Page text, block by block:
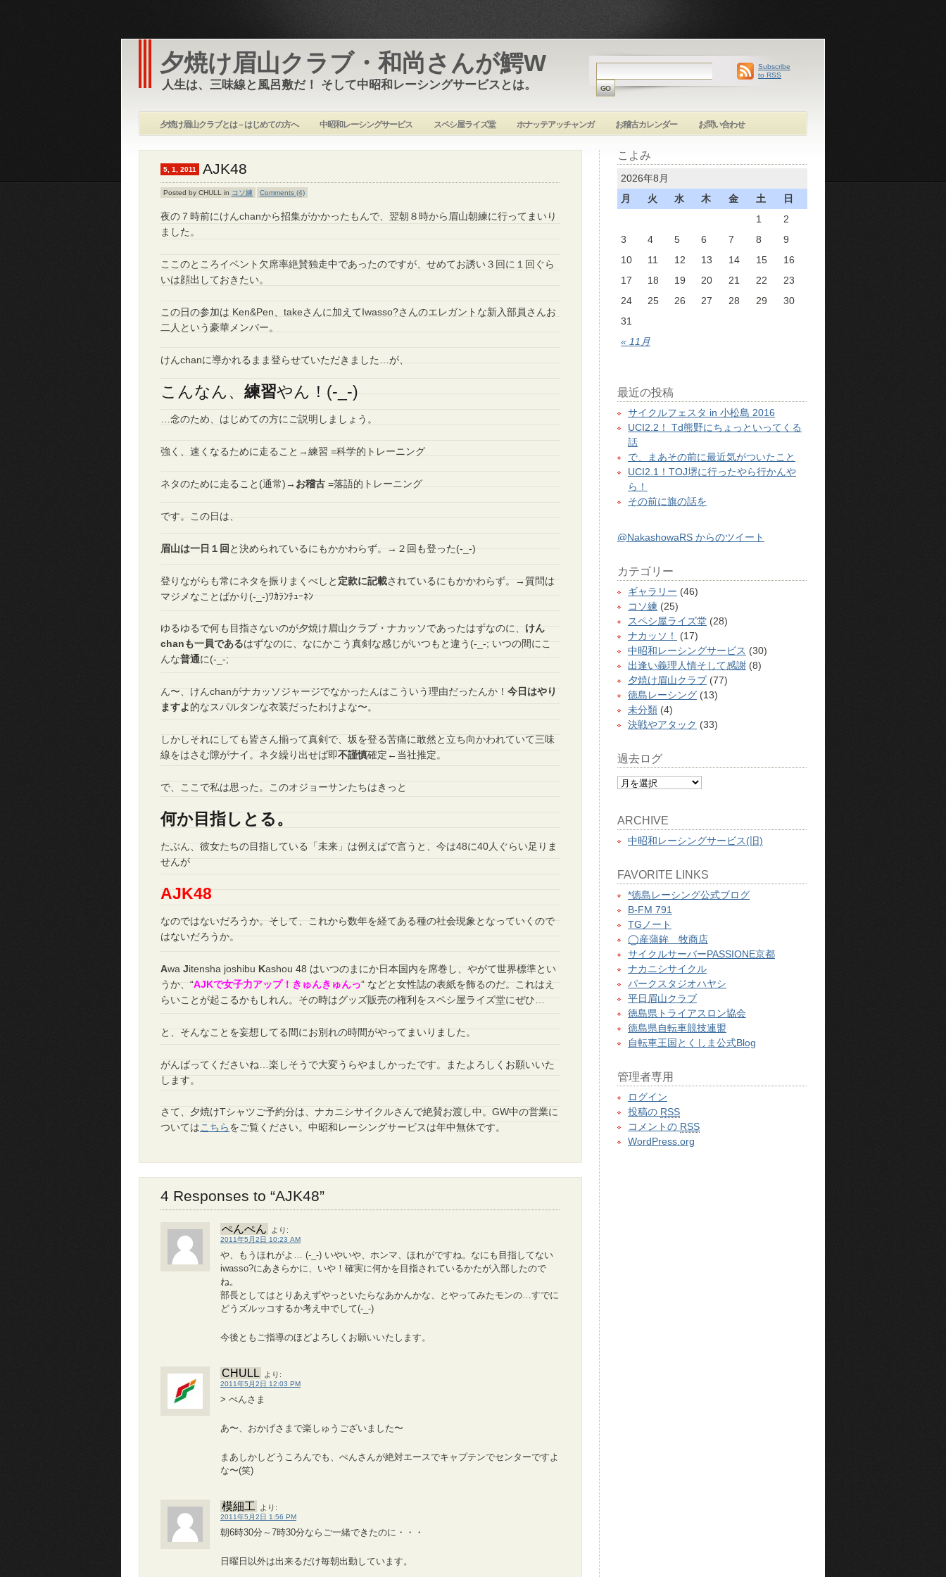
夕焼け眉山クラブ・和尚さんが鰐W
人生は、三味線と風呂敷だ！ そして中昭和レーシングサービスとは。
Subscribe
to RSS
夕焼け眉山クラブとは – はじめての方へ 中昭和レーシングサービス スペシ屋ライズ堂 ホナッテアッチャンガ お稽古カレンダー お問い合わせ
5, 1, 2011 AJK48
Posted by CHULL in コソ練 Comments (4)
夜の７時前にけんchanから招集がかかったもんで、翌朝８時から眉山朝練に行ってまいり
ました。
ここのところイベント欠席率絶賛独走中であったのですが、せめてお誘い３回に１回ぐら
いは顔出しておきたい。
この日の参加は Ken&Pen、takeさんに加えてIwasso?さんのエレガントな新入部員さんお
二人という豪華メンバー。
けんchanに導かれるまま登らせていただきました…が、
こんなん、 練習やん！(-_-)
…念のため、はじめての方にご説明しましょう。
強く、速くなるために走ること→練習 =科学的トレーニング
ネタのために走ること(通常)→ お稽古 =落語的トレーニング
です。この日は、
眉山は一日１回と決められているにもかかわらず。→２回も登った(-_-)
登りながらも常にネタを振りまくべしと 定款に記載されているにもかかわらず。→質問は
マジメなことばかり(-_-)ﾜｶﾗﾝﾁｭｰﾈﾝ
ゆるゆるで何も目指さないのが夕焼け眉山クラブ・ナカッソであったはずなのに、 けん
chanも一員であるはずなのに、なにかこう真剣な感じがいつもと違う(-_-; いつの間にこ
んな普通に(-_-;
ん〜、けんchanがナカッソジャージでなかったんはこういう理由だったんか！ 今日はやり
ますよ的なスパルタンな衣装だったわけよな〜。
しかしそれにしても皆さん揃って真剣で、坂を登る苦痛に敢然と立ち向かわれていて三味
線をはさむ隙がナイ。ネタ繰り出せば即不謹慎確定←当社推定。
で、ここで私は思った。このオジョーサンたちはきっと
何か目指しとる。
たぶん、彼女たちの目指している「未来」は例えばで言うと、今は48に40人ぐらい足りま
せんが
AJK48
なのではないだろうか。そして、これから数年を経てある種の社会現象となっていくので
はないだろうか。
Awa Jitensha joshibu Kashou 48 はいつのまにか日本国内を席巻し、やがて世界標準とい
うか、“AJKで女子力アップ！きゅんきゅんっ” などと女性誌の表紙を飾るのだ。これはえ
らいことが起こるかもしれん。その時はグッズ販売の権利をスペシ屋ライズ堂にぜひ…
と、そんなことを妄想してる間にお別れの時間がやってまいりました。
がんばってくださいね…楽しそうで大変うらやましかったです。またよろしくお願いいた
します。
さて、夕焼けTシャツご予約分は、ナカニシサイクルさんで絶賛お渡し中。GW中の営業に
ついてはこちらをご覧ください。中昭和レーシングサービスは年中無休です。
4 Responses to “AJK48”
ぺんぺん より:
2011年5月2日 10:23 AM
や、もうほれがよ… (-_-) いやいや、ホンマ、ほれがですね。なにも目指してない
iwasso?にあきらかに、いや！確実に何かを目指されているかたが入部したので
ね。
部長としてはとりあえずやっといたらなあかんかな、とやってみたモンの…すでに
どうズルッコするか考え中でして(-_-)
今後ともご指導のほどよろしくお願いいたします。
CHULL より:
2011年5月2日 12:03 PM
> ぺんさま
あ〜、おかげさまで楽しゅうございました〜
まあしかしどうころんでも、ぺんさんが絶対エースでキャプテンでセンターですよ
な〜(笑)
模細工 より:
2011年5月2日 1:56 PM
朝6時30分～7時30分ならご一緒できたのに・・・
日曜日以外は出来るだけ毎朝出動しています。
こよみ
2026年8月
月
火 水 木 金 土 日
« 11月
1
2
3
4 5 6 7 8
9
10
11 12 13 14 15
16
17
18 19 20 21 22
23
24
25 26 27 28 29
30
31
最近の投稿
サイクルフェスタ in 小松島 2016
UCI2.2！ Td熊野にちょっといってくる
話
で、まあその前に最近気がついたこと
UCI2.1！TOJ堺に行ったやら行かんや
ら！
その前に旗の話を
@NakashowaRS からのツイート
カテゴリー
ギャラリー (46)
コソ練 (25)
スペシ屋ライズ堂 (28)
ナカッソ！
(17)
中昭和レーシングサービス (30)
出逢い義理人情そして感謝 (8)
夕焼け眉山クラブ (77)
徳島レーシング (13)
未分類 (4)
決戦やアタック (33)
過去ログ
ARCHIVE
中昭和レーシングサービス(旧)
FAVORITE LINKS
*徳島レーシング公式ブログ
B-FM 791
TGノート
◯産蒲鉾 牧商店
サイクルサーバーPASSIONE京都
ナカニシサイクル
パークスタジオハヤシ
平日眉山クラブ
徳島県トライアスロン協会
徳島県自転車競技連盟
自転車王国とくしま公式Blog
管理者専用
ログイン
投稿の RSS
コメントの RSS
WordPress.org